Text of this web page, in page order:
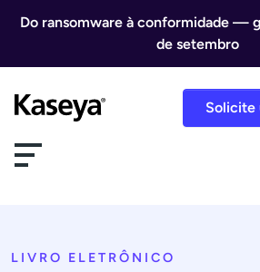
Do ransomware à conformidade —
de setembro
Solicite
LIVRO ELETRÔNICO